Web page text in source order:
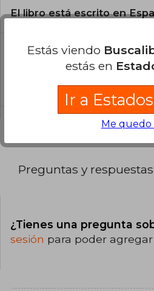
El libro está escrito en
¿Cuál es la
La encuadernación de esta
Preguntas y
¿Tienes una pregunta
sesión para poder
Estás viendo
estás en
Ir a
Me